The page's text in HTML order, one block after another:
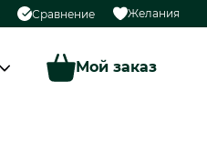
Сравнение Желания
Мой заказ